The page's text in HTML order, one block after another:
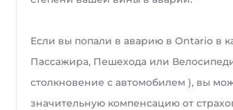
Если вы попали в аварию в Ontario в
Пассажира, Пешехода или
столкновение с автомобилем ), вы
значительную компенсацию от